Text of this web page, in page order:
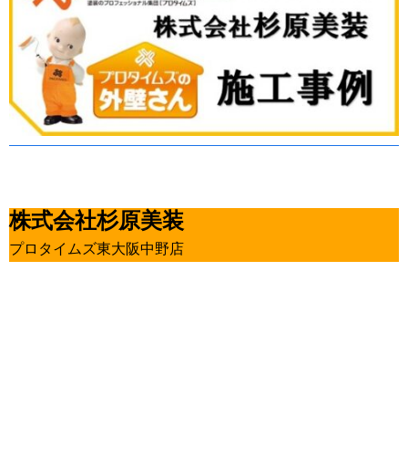
株式会社杉原美装
プロタイムズ東大阪中野店